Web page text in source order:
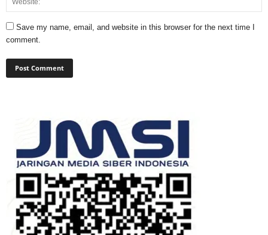
Save my name, email, and website in this browser for the next time I
comment.